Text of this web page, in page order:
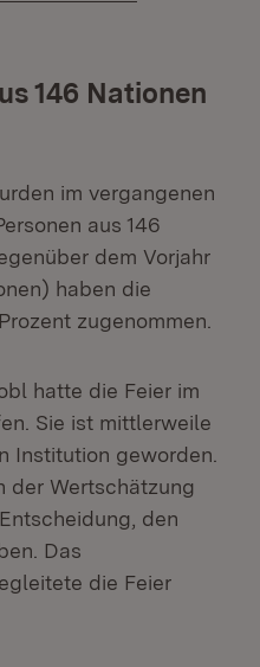
146 Nationen
im vergangenen
aus 146
dem Vorjahr
haben die
zugenommen.
hatte die Feier im
Sie ist mittlerweile
Institution geworden.
der Wertschätzung
den
Das
die Feier